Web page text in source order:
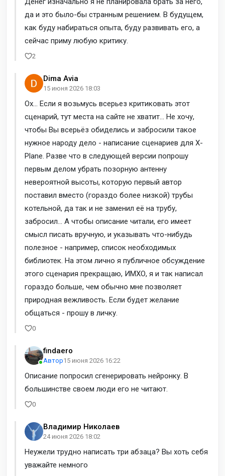
да и это было-бы странным решением. В будущем,
как буду набираться опыта, буду развивать его, а
сейчас приму любую критику.
2
Dima Avia
15 июня 2026 18:03
Ох... Если я возьмусь всерьез критиковать этот
сценарий, тут места на сайте не хватит... Не хочу,
чтобы Вы всерьёз обиделись и забросили такое
нужное народу дело - написание сценариев для X-
Plane. Разве что в следующей версии попрошу
первым делом убрать позорную антенну
невероятной высоты, которую первый автор
поставил вместо (гораздо более низкой) трубы
котельной, да так и не заменил её на трубу,
забросил... А чтобы описание читали, его имеет
смысл писать вручную, и указывать что-нибудь
полезное - например, список необходимых
библиотек. На этом лично я публичное обсуждение
этого сценария прекращаю, ИМХО, я и так написал
гораздо больше, чем обычно мне позволяет
природная вежливость. Если будет желание
общаться - прошу в личку.
0
findaero
Автор15 июня 2026 16:22
Описание попросил сгенерировать нейронку. В
большинстве своем люди его не читают.
0
Владимир Николаев
24 июня 2026 18:02
Неужели трудно написать три абзаца? Вы хоть себя
уважайте немного